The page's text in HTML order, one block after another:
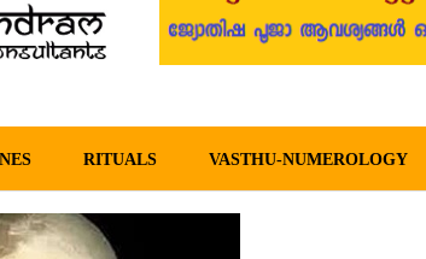
Malayalam –
RITUALS VASTHU-NUMEROLOGY